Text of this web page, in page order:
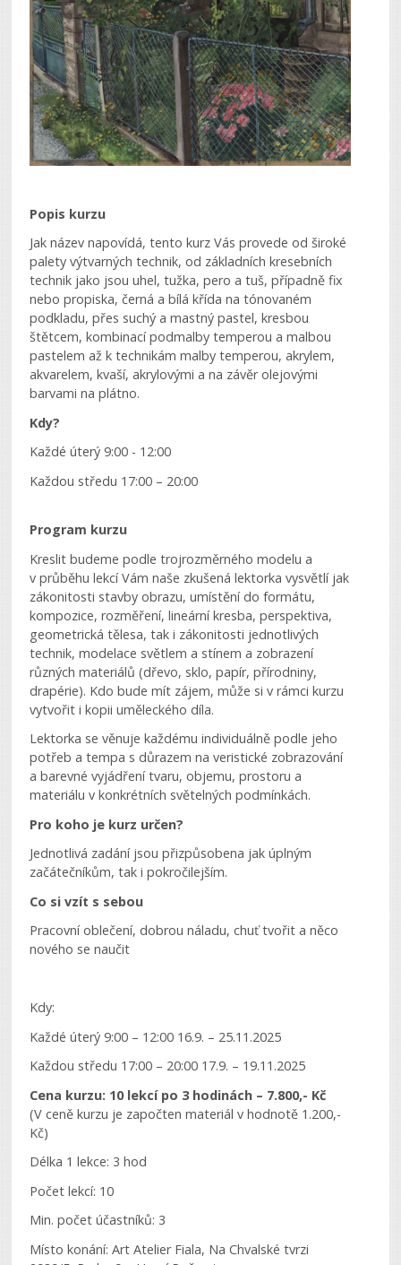
Popis kurzu
Jak název napovídá, tento kurz Vás provede od široké
palety výtvarných technik, od základních kresebních
technik jako jsou uhel, tužka, pero a tuš, případně fix
nebo propiska, černá a bílá křída na tónovaném
podkladu, přes suchý a mastný pastel, kresbou
štětcem, kombinací podmalby temperou a malbou
pastelem až k technikám malby temperou, akrylem,
akvarelem, kvaší, akrylovými a na závěr olejovými
barvami na plátno.
Kdy?
Každé úterý 9:00 - 12:00
Každou středu 17:00 – 20:00
Program kurzu
Kreslit budeme podle trojrozměrného modelu a
v průběhu lekcí Vám naše zkušená lektorka vysvětlí jak
zákonitosti stavby obrazu, umístění do formátu,
kompozice, rozměření, lineární kresba, perspektiva,
geometrická tělesa, tak i zákonitosti jednotlivých
technik, modelace světlem a stínem a zobrazení
různých materiálů (dřevo, sklo, papír, přírodniny,
drapérie). Kdo bude mít zájem, může si v rámci kurzu
vytvořit i kopii uměleckého díla.
Lektorka se věnuje každému individuálně podle jeho
potřeb a tempa s důrazem na veristické zobrazování
a barevné vyjádření tvaru, objemu, prostoru a
materiálu v konkrétních světelných podmínkách.
Pro koho je kurz určen?
Jednotlivá zadání jsou přizpůsobena jak úplným
začátečníkům, tak i pokročilejším.
Co si vzít s sebou
Pracovní oblečení, dobrou náladu, chuť tvořit a něco
nového se naučit
Kdy:
Každé úterý 9:00 – 12:00 16.9. – 25.11.2025
Každou středu 17:00 – 20:00 17.9. – 19.11.2025
Cena kurzu: 10 lekcí po 3 hodinách – 7.800,- Kč
(V ceně kurzu je započten materiál v hodnotě 1.200,-
Kč)
Délka 1 lekce: 3 hod
Počet lekcí: 10
Min. počet účastníků: 3
Místo konání: Art Atelier Fiala, Na Chvalské tvrzi